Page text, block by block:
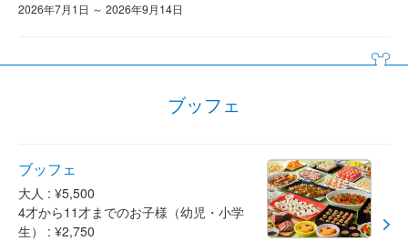
2026年7月1日 ～ 2026年9月14日
ブッフェ
ブッフェ
大人 : ¥5,500
4才から11才までのお子様（幼児・小学
生） : ¥2,750